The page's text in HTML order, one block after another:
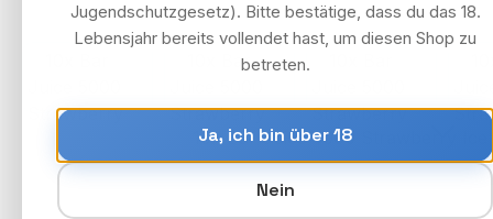
Bildergalerie überspringen
Jugendschutzgesetz). Bitte bestätige, dass du das 18.
Lebensjahr bereits vollendet hast, um diesen Shop zu
betreten.
Ja, ich bin über 18
Nein